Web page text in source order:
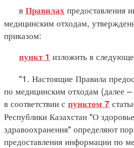
в Правилах предоставления
медицинским отходам,
приказом:
пункт 1 изложить в
"1. Настоящие Правила
по медицинским отходам (далее
в соответствии с пунктом 7
Республики Казахстан "О
здравоохранения" определяют
предоставления информации по